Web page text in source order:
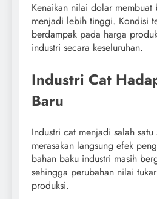
Kenaikan nilai dolar membuat
menjadi lebih tinggi. Kondisi
berdampak pada harga
industri secara keseluruhan.
Industri Cat
Baru
Industri cat menjadi salah satu
merasakan langsung efek
bahan baku industri masih
sehingga perubahan nilai
produksi.